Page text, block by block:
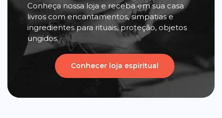
Conheça nossa loja e receba em sua casa
livros com encantamentos, simpatias e
ingredientes para rituais, proteção, objetos
ungidos.
Conhecer loja espiritual